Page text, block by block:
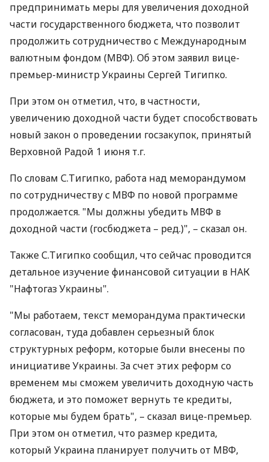
предпринимать меры для увеличения доходной
части государственного бюджета, что позволит
продолжить сотрудничество с Международным
валютным фондом (МВФ). Об этом заявил вице-
премьер-министр Украины Сергей Тигипко.
При этом он отметил, что, в частности,
увеличению доходной части будет способствовать
новый закон о проведении госзакупок, принятый
Верховной Радой 1 июня т.г.
По словам С.Тигипко, работа над меморандумом
по сотрудничеству с МВФ по новой программе
продолжается. "Мы должны убедить МВФ в
доходной части (госбюджета – ред.)", – сказал он.
Также С.Тигипко сообщил, что сейчас проводится
детальное изучение финансовой ситуации в НАК
"Нафтогаз Украины".
"Мы работаем, текст меморандума практически
согласован, туда добавлен серьезный блок
структурных реформ, которые были внесены по
инициативе Украины. За счет этих реформ со
временем мы сможем увеличить доходную часть
бюджета, и это поможет вернуть те кредиты,
которые мы будем брать", – сказал вице-премьер.
При этом он отметил, что размер кредита,
который Украина планирует получить от МВФ,